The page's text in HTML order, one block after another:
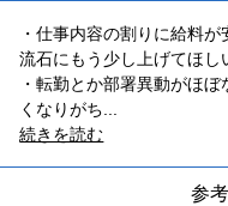
・仕事内容の割りに給料
流石にもう少し上げてほし
・転勤とか部署異動がほ
くなりがち...
続きを読む
参